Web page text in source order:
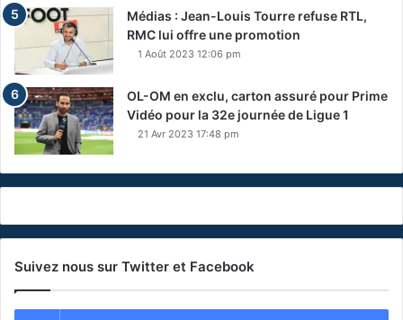
Médias : Jean-Louis Tourre refuse RTL,
RMC lui offre une promotion
1 Août 2023 12:06 pm
OL-OM en exclu, carton assuré pour Prime
Vidéo pour la 32e journée de Ligue 1
21 Avr 2023 17:48 pm
Suivez nous sur Twitter et Facebook